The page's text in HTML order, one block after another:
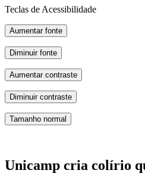
Teclas de Acessibilidade
Aumentar fonte
Diminuir fonte
Aumentar contraste
Diminuir contraste
Tamanho normal
Unicamp cria colírio